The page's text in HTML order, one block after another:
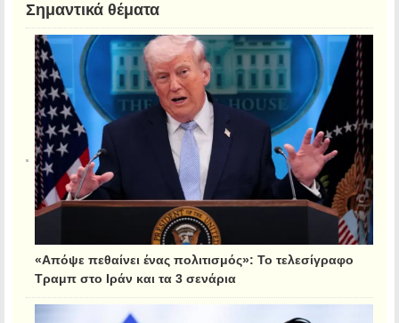
Σημαντικά θέματα
«Απόψε πεθαίνει ένας πολιτισμός»: Το τελεσίγραφο
Τραμπ στο Ιράν και τα 3 σενάρια